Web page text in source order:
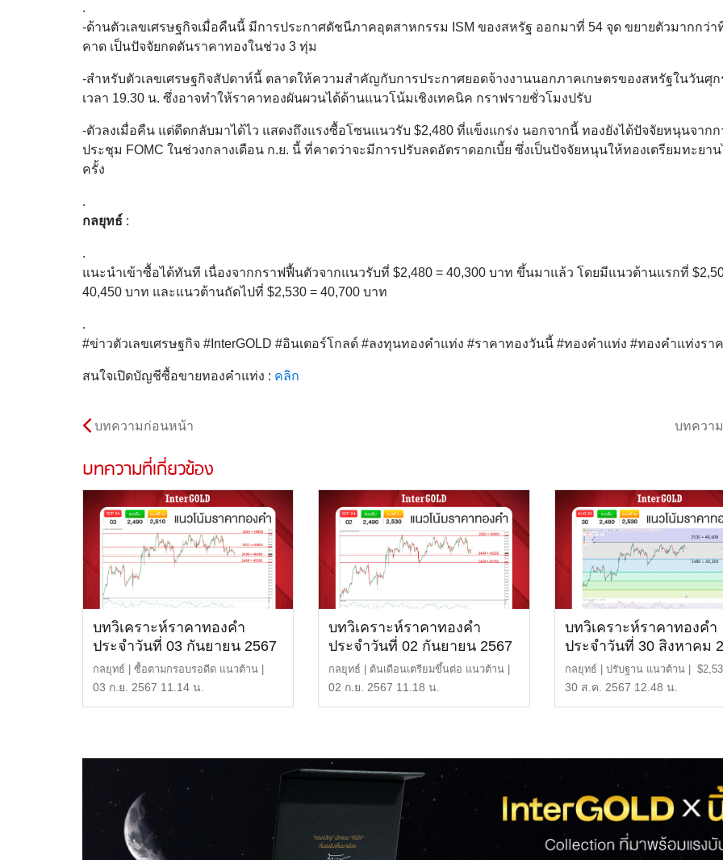
.
-ด้านตัวเลขเศรษฐกิจเมื่อคืนนี้ มีการประกาศดัชนีภาคอุตสาหกรรม ISM ของสหรัฐ ออกมาที่ 54 จุด ขยายตัวมากกว่า
คาด เป็นปัจจัยกดดันราคาทองในช่วง 3 ทุ่ม
-สำหรับตัวเลขเศรษฐกิจสัปดาห์นี้ ตลาดให้ความสำคัญกับการประกาศยอดจ้างงานนอกภาคเกษตรของสหรัฐในวันศุ
เวลา 19.30 น. ซึ่งอาจทำให้ราคาทองผันผวนได้ด้านแนวโน้มเชิงเทคนิค กราฟรายชั่วโมงปรับ
-ตัวลงเมื่อคืน แต่ดีดกลับมาได้ไว แสดงถึงแรงซื้อโซนแนวรับ $2,480 ที่แข็งแกร่ง นอกจากนี้ ทองยังได้ปัจจัยหนุนจากก
ประชุม FOMC ในช่วงกลางเดือน ก.ย. นี้ ที่คาดว่าจะมีการปรับลดอัตราดอกเบี้ย ซึ่งเป็นปัจจัยหนุนให้ทองเตรียมทะยา
ครั้ง
.
กลยุทธ์ :
.
แนะนำเข้าซื้อได้ทันที เนื่องจากกราฟฟื้นตัวจากแนวรับที่ $2,480 = 40,300 บาท ขึ้นมาแล้ว โดยมีแนวต้านแรกที่
40,450 บาท และแนวต้านถัดไปที่ $2,530 = 40,700 บาท
.
#ข่าวตัวเลขเศรษฐกิจ #InterGOLD #อินเตอร์โกลด์ #ลงทุนทองคำแท่ง #ราคาทองวันนี้ #ทองคำแท่ง #ทองคำแท่งรา
สนใจเปิดบัญชีซื้อขายทองคำแท่ง : คลิก
บทความก่อนหน้า บทความ
บทความที่เกี่ยวข้อง
บทวิเคราะห์ราคาทองคำ
ประจำวันที่ 03 กันยายน 2567
กลยุทธ์ | ซื้อตามกรอบรอดีด แนวต้าน |
$2,510 หรือ 40, […]
03 ก.ย. 2567 11.14 น.
บทวิเคราะห์ราคาทองคำ
ประจำวันที่ 02 กันยายน 2567
กลยุทธ์ | ต้นเดือนเตรียมขึ้นต่อ แนวต้าน |
$2,530 หรือ […]
02 ก.ย. 2567 11.18 น.
บทวิเคราะห์ราคาทองคำ
ประจำวันที่ 30 สิงหาคม
กลยุทธ์ | ปรับฐาน แนวต้าน |
หรือ 40,600 บาท […]
30 ส.ค. 2567 12.48 น.